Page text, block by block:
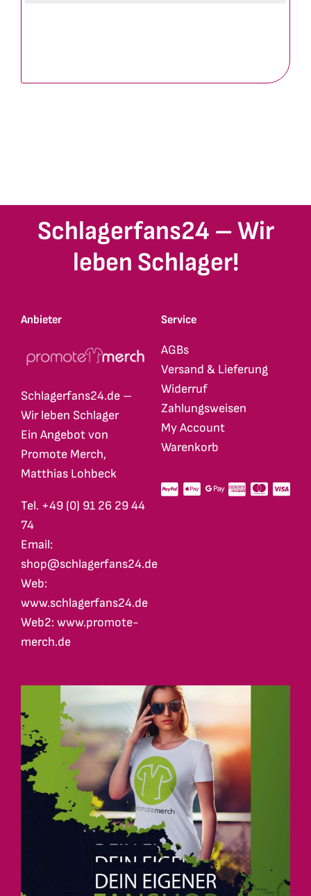
Schlagerfans24 – Wir
leben Schlager!
Anbieter
Schlagerfans24.de –
Wir leben Schlager
Ein Angebot von
Promote Merch,
Matthias Lohbeck
Tel. +49 (0) 91 26 29 44
74
Email:
shop@schlagerfans24.de
Web:
www.schlagerfans24.de
Web2: www.promote-
merch.de
Service
AGBs
Versand & Lieferung
Widerruf
Zahlungsweisen
My Account
Warenkorb